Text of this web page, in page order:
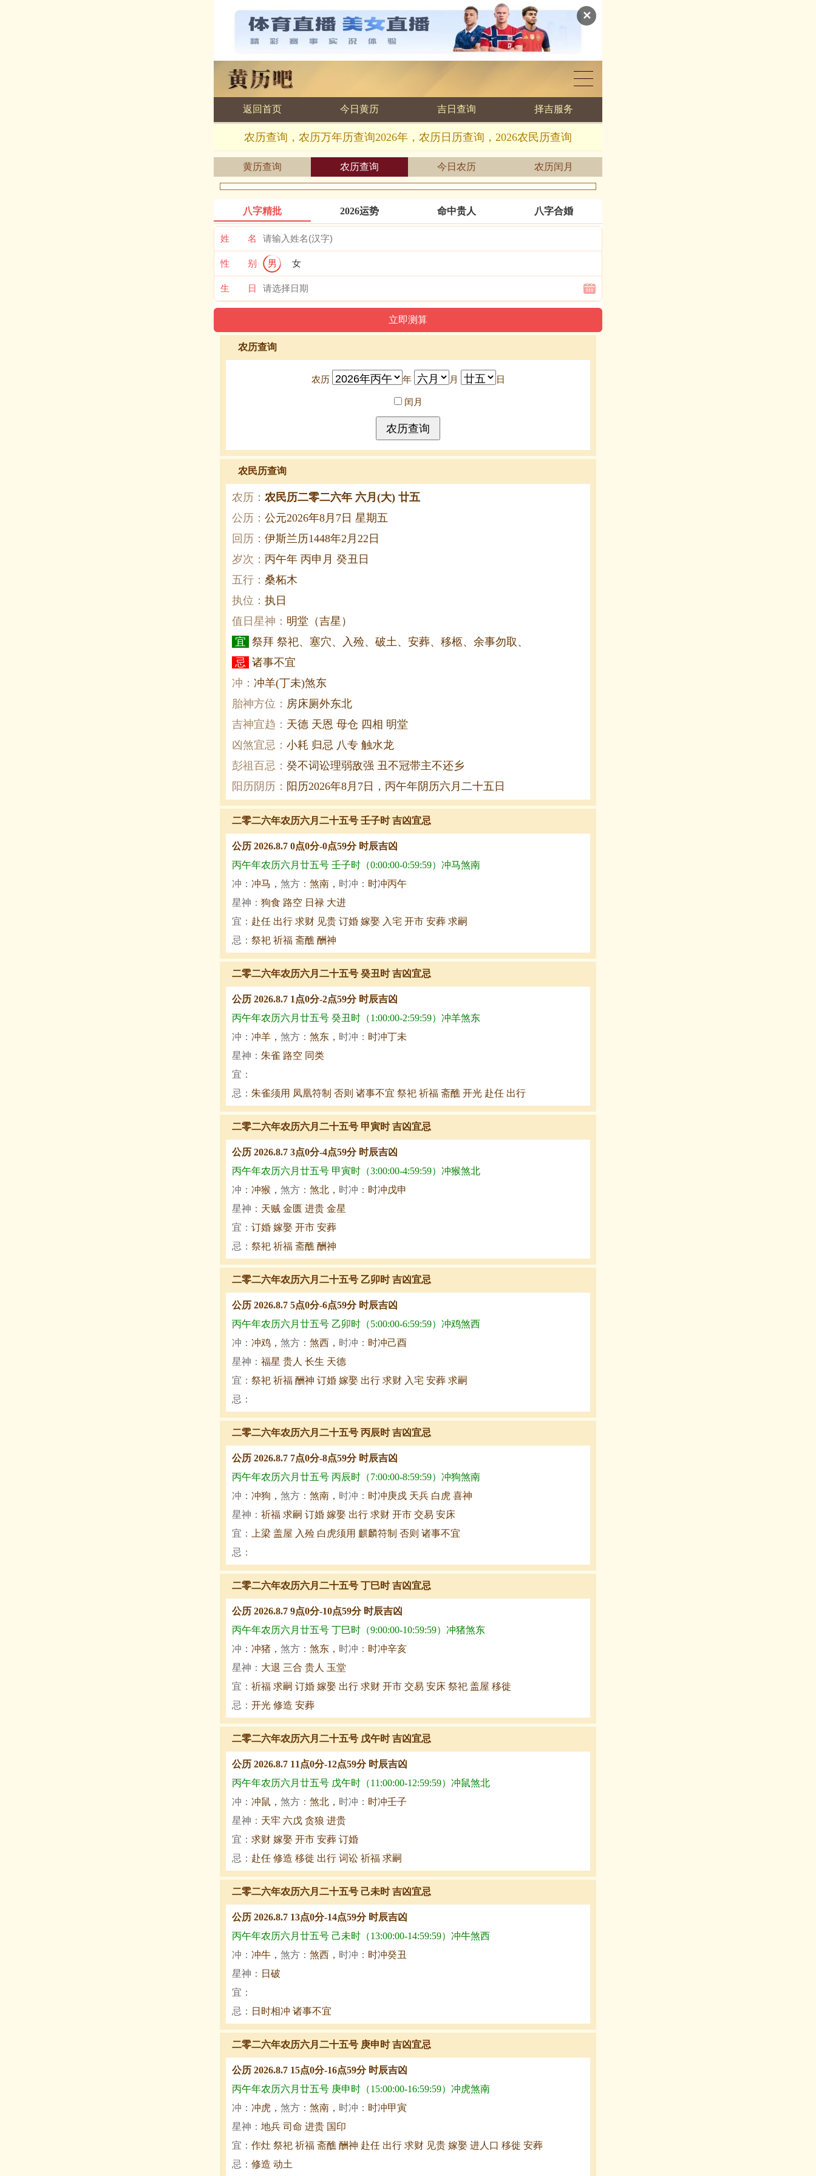
✕
黄历查询
返回首页 今日黄历 吉日查询 择吉服务
农历查询，农历万年历查询2026年，农历日历查询，2026农民历查询
黄历查询 农历查询 今日农历 农历闰月
八字精批 2026运势 命中贵人 八字合婚
姓 名
性 别 男 女
生 日
农历查询
农历 年 月 日
闰月
农民历查询
农历： 农民历二零二六年 六月(大) 廿五
公历： 公元2026年8月7日 星期五
回历： 伊斯兰历1448年2月22日
岁次： 丙午年 丙申月 癸丑日
五行： 桑柘木
执位： 执日
值日星神： 明堂（吉星）
宜 祭拜 祭祀、塞穴、入殓、破土、安葬、移柩、余事勿取、
忌 诸事不宜
冲： 冲羊(丁未)煞东
胎神方位： 房床厕外东北
吉神宜趋： 天德 天恩 母仓 四相 明堂
凶煞宜忌： 小耗 归忌 八专 触水龙
彭祖百忌： 癸不词讼理弱敌强 丑不冠带主不还乡
阳历阴历： 阳历2026年8月7日，丙午年阴历六月二十五日
二零二六年农历六月二十五号 壬子时 吉凶宜忌
公历 2026.8.7 0点0分-0点59分 时辰吉凶
丙午年农历六月廿五号 壬子时（0:00:00-0:59:59）冲马煞南
冲： 冲马， 煞方： 煞南， 时冲： 时冲丙午
星神： 狗食 路空 日禄 大进
宜： 赴任 出行 求财 见贵 订婚 嫁娶 入宅 开市 安葬 求嗣
忌： 祭祀 祈福 斋醮 酬神
二零二六年农历六月二十五号 癸丑时 吉凶宜忌
公历 2026.8.7 1点0分-2点59分 时辰吉凶
丙午年农历六月廿五号 癸丑时（1:00:00-2:59:59）冲羊煞东
冲： 冲羊， 煞方： 煞东， 时冲： 时冲丁未
星神： 朱雀 路空 同类
宜：
忌： 朱雀须用 凤凰符制 否则 诸事不宜 祭祀 祈福 斋醮 开光 赴任 出行
二零二六年农历六月二十五号 甲寅时 吉凶宜忌
公历 2026.8.7 3点0分-4点59分 时辰吉凶
丙午年农历六月廿五号 甲寅时（3:00:00-4:59:59）冲猴煞北
冲： 冲猴， 煞方： 煞北， 时冲： 时冲戊申
星神： 天贼 金匮 进贵 金星
宜： 订婚 嫁娶 开市 安葬
忌： 祭祀 祈福 斋醮 酬神
二零二六年农历六月二十五号 乙卯时 吉凶宜忌
公历 2026.8.7 5点0分-6点59分 时辰吉凶
丙午年农历六月廿五号 乙卯时（5:00:00-6:59:59）冲鸡煞西
冲： 冲鸡， 煞方： 煞西， 时冲： 时冲己酉
星神： 福星 贵人 长生 天德
宜： 祭祀 祈福 酬神 订婚 嫁娶 出行 求财 入宅 安葬 求嗣
忌：
二零二六年农历六月二十五号 丙辰时 吉凶宜忌
公历 2026.8.7 7点0分-8点59分 时辰吉凶
丙午年农历六月廿五号 丙辰时（7:00:00-8:59:59）冲狗煞南
冲： 冲狗， 煞方： 煞南， 时冲： 时冲庚戍 天兵 白虎 喜神
星神： 祈福 求嗣 订婚 嫁娶 出行 求财 开市 交易 安床
宜：
上梁 盖屋 入殓 白虎须用 麒麟符制 否则 诸事不宜
忌：
二零二六年农历六月二十五号 丁巳时 吉凶宜忌
公历 2026.8.7 9点0分-10点59分 时辰吉凶
丙午年农历六月廿五号 丁巳时（9:00:00-10:59:59）冲猪煞东
冲： 冲猪， 煞方： 煞东， 时冲： 时冲辛亥
星神： 大退 三合 贵人 玉堂
宜： 祈福 求嗣 订婚 嫁娶 出行 求财 开市 交易 安床 祭祀 盖屋 移徙
忌： 开光 修造 安葬
二零二六年农历六月二十五号 戊午时 吉凶宜忌
公历 2026.8.7 11点0分-12点59分 时辰吉凶
丙午年农历六月廿五号 戊午时（11:00:00-12:59:59）冲鼠煞北
冲： 冲鼠， 煞方： 煞北， 时冲： 时冲壬子
星神： 天牢 六戊 贪狼 进贵
宜： 求财 嫁娶 开市 安葬 订婚
忌： 赴任 修造 移徙 出行 词讼 祈福 求嗣
二零二六年农历六月二十五号 己未时 吉凶宜忌
公历 2026.8.7 13点0分-14点59分 时辰吉凶
丙午年农历六月廿五号 己未时（13:00:00-14:59:59）冲牛煞西
冲： 冲牛， 煞方： 煞西， 时冲： 时冲癸丑
星神： 日破
宜：
忌： 日时相冲 诸事不宜
二零二六年农历六月二十五号 庚申时 吉凶宜忌
公历 2026.8.7 15点0分-16点59分 时辰吉凶
丙午年农历六月廿五号 庚申时（15:00:00-16:59:59）冲虎煞南
冲： 冲虎， 煞方： 煞南， 时冲： 时冲甲寅
星神： 地兵 司命 进贵 国印
宜： 作灶 祭祀 祈福 斋醮 酬神 赴任 出行 求财 见贵 嫁娶 进人口 移徙 安葬
忌： 修造 动土